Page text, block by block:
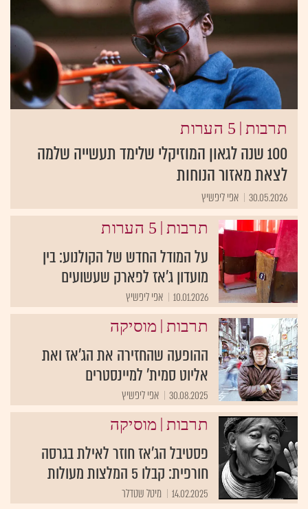
תרבות | 5 הערות
100 שנה לגאון המוזיקלי שלימד תעשייה שלמה
לצאת מאזור הנוחות
30.05.2026 אפי ליפשיץ
תרבות | 5 הערות
על המודל החדש של הקולנוע: בין
מועדון ג'אז לפארק שעשועים
10.01.2026 אפי ליפשיץ
תרבות | מוסיקה
ההופעה שהחזירה את הג'אז ואת
אליוט סמית' למיינסטרים
30.08.2025 אפי ליפשיץ
תרבות | מוסיקה
פסטיבל הג'אז חוזר לאילת בגרסה
חורפית: קבלו 5 המלצות מעולות
14.02.2025 מיטל שטדלר